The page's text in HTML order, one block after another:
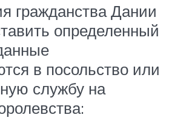
гражданства Дании
определенный
в посольство или
службу на